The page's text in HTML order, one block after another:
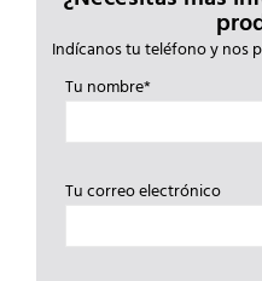
Indícanos tu teléfono y nos
Tu nombre*
Tu correo electrónico